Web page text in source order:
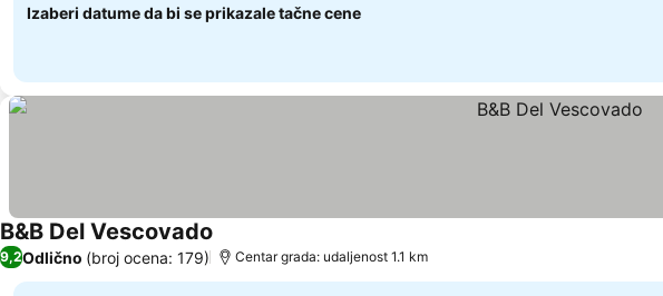
Izaberi datume da bi se prikazale tačne cene
B&B Del Vescovado
9,2Odlično (broj ocena: 179) Centar grada: udaljenost 1.1 km